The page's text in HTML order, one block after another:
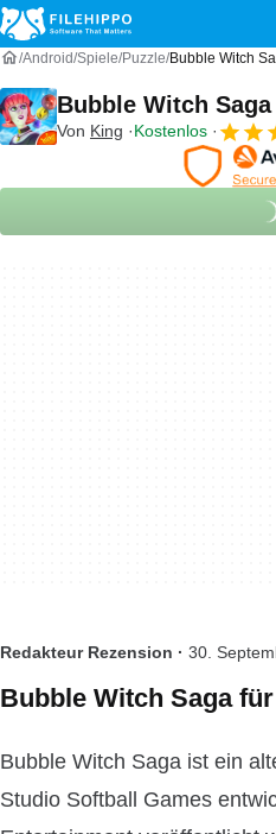
Android Spiele Puzzle Bubble Witch
Bubble Witch Saga
Von King Kostenlos
Redakteur Rezension · 30.
Bubble Witch Saga
Bubble Witch Saga ist ein
Studio Softball Games